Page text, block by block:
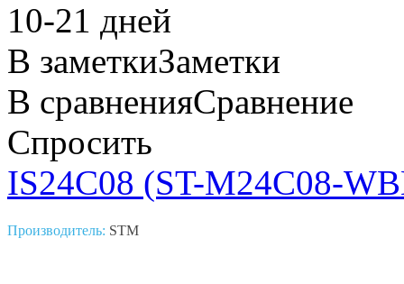
10-21 дней
В заметкиЗаметки
В сравненияСравнение
Спросить
IS24C08 (ST-M24C08-
Производитель: STM